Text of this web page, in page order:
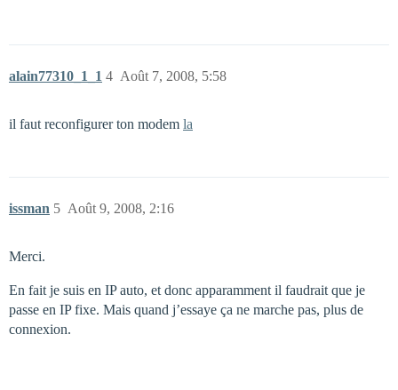
alain77310_1_1 Août 7, 2008, 5:58
4
il faut reconfigurer ton modem la
issman Août 9, 2008, 2:16
5
Merci.
En fait je suis en IP auto, et donc apparamment il faudrait que je
passe en IP fixe. Mais quand j’essaye ça ne marche pas, plus de
connexion.